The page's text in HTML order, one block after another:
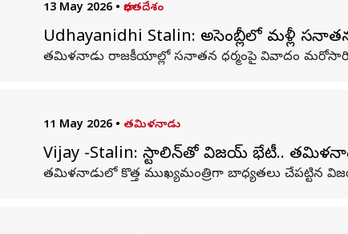
13 May 2026 • భారతదేశం
Udhayanidhi Stalin: అసెంబ్లీలో మళ్లీ
తమిళనాడు రాజకీయాల్లో సనాతన ధర్మంపై వివాదం మరోసారి
11 May 2026 • తమిళనాడు
Vijay -Stalin: స్టాలిన్‌తో విజయ్ భేటీ..
తమిళనాడులో కొత్త ముఖ్యమంత్రిగా బాధ్యతలు చేపట్టిన